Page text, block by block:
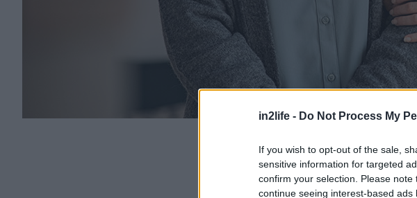
in2life - Do Not Process My
If you wish to opt-out of the sale,
sensitive information for targeted
confirm your selection. Please
continue seeing interest-based